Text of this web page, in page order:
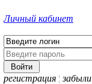
Личный кабинет
регистрация ¦ забыли